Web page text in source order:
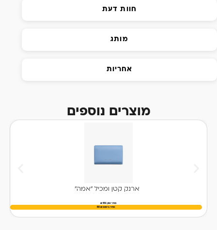
חוות דעת
מותג
אחריות
מוצרים נוספים
ארנק קטן ומכיל "אמה"
מחיר שוק 186 ₪
מחיר בימאפ ₪